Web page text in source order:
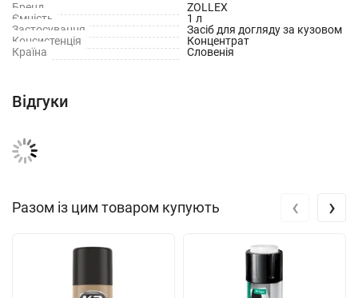
Бренд
ZOLLEX
Ємність
1 л
Застосування
Засіб для догляду за кузовом
Консистенція
Концентрат
Країна
Словенія
Відгуки
Разом із цим товаром купують ‹ ›